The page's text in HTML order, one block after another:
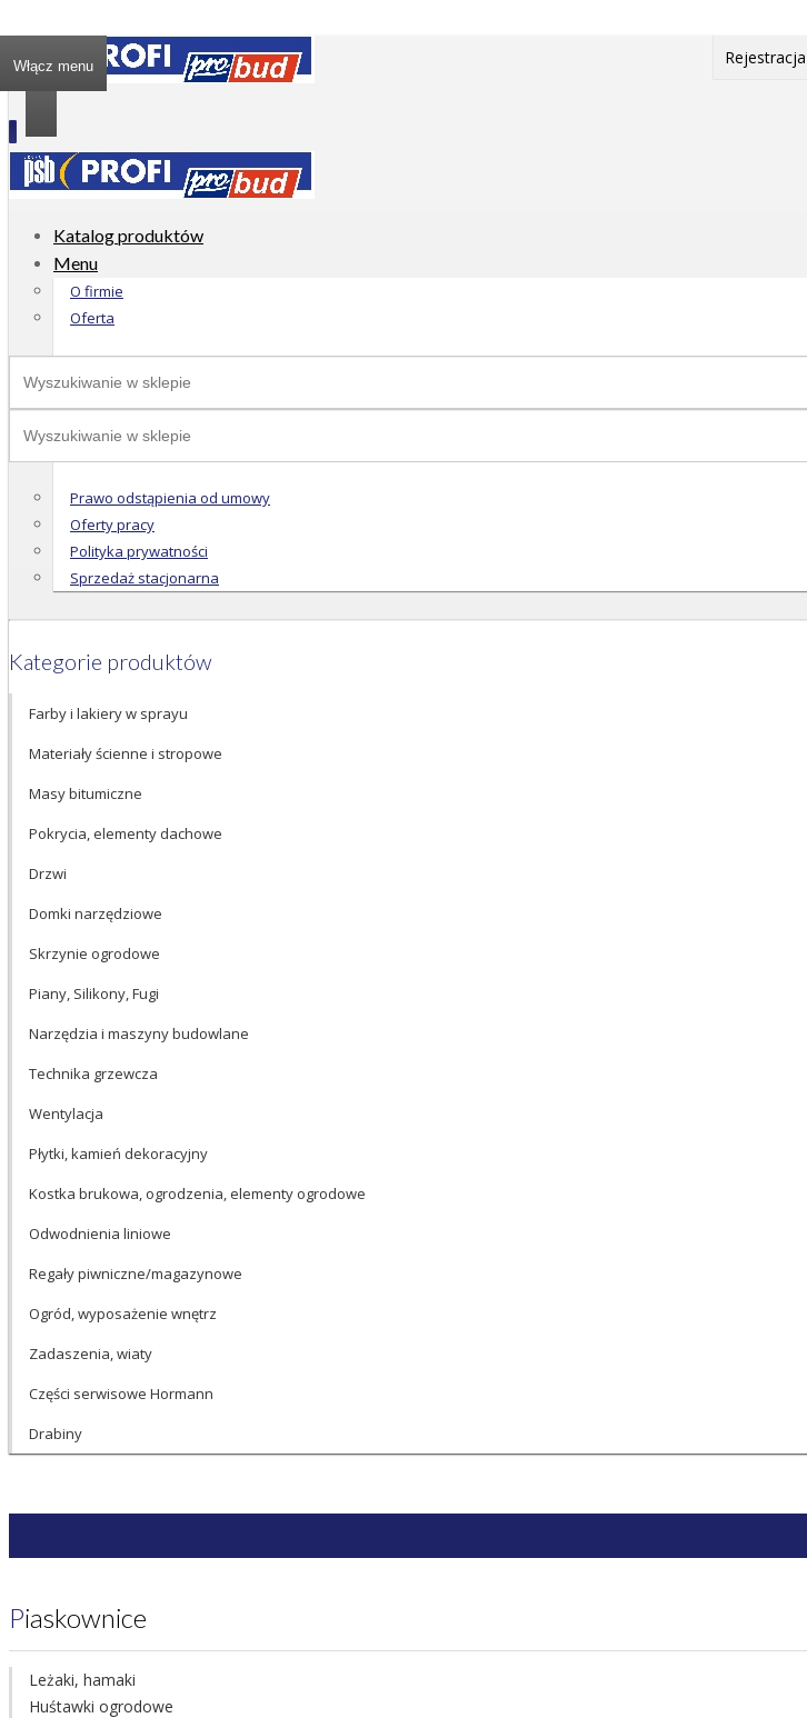
Rejestracja
Włącz menu
Katalog produktów
Menu
O firmie
Oferta
Prawo odstąpienia od umowy
Oferty pracy
Polityka prywatności
Sprzedaż stacjonarna
Kategorie produktów
Farby i lakiery w sprayu
Materiały ścienne i stropowe
Masy bitumiczne
Pokrycia, elementy dachowe
Drzwi
Domki narzędziowe
Skrzynie ogrodowe
Piany, Silikony, Fugi
Narzędzia i maszyny budowlane
Technika grzewcza
Wentylacja
Płytki, kamień dekoracyjny
Kostka brukowa, ogrodzenia, elementy ogrodowe
Odwodnienia liniowe
Regały piwniczne/magazynowe
Ogród, wyposażenie wnętrz
Zadaszenia, wiaty
Części serwisowe Hormann
Drabiny
Piaskownice
Leżaki, hamaki
Huśtawki ogrodowe